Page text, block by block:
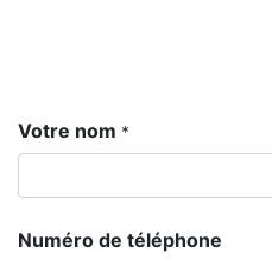
Votre nom *
Numéro de téléphone